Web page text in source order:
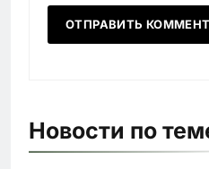
Новости по